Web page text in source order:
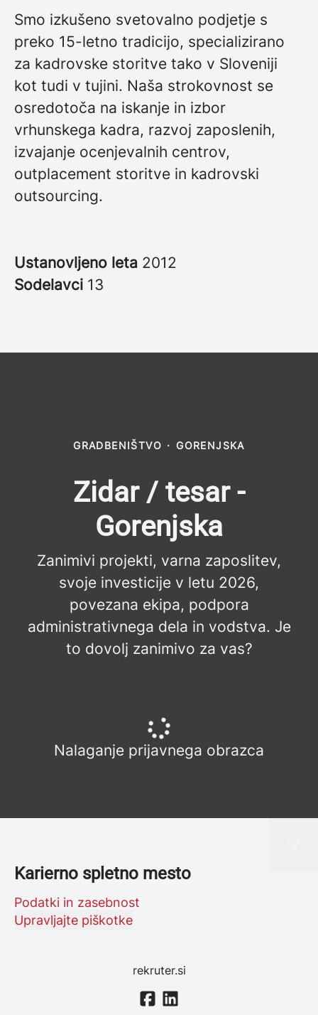
Smo izkušeno svetovalno podjetje s
preko 15-letno tradicijo, specializirano
za kadrovske storitve tako v Sloveniji
kot tudi v tujini. Naša strokovnost se
osredotoča na iskanje in izbor
vrhunskega kadra, razvoj zaposlenih,
izvajanje ocenjevalnih centrov,
outplacement storitve in kadrovski
outsourcing.
Ustanovljeno leta 2012
Sodelavci 13
GRADBENIŠTVO · GORENJSKA
Zidar / tesar -
Gorenjska
Zanimivi projekti, varna zaposlitev,
svoje investicije v letu 2026,
povezana ekipa, podpora
administrativnega dela in vodstva. Je
to dovolj zanimivo za vas?
Nalaganje prijavnega obrazca
Karierno spletno mesto
Podatki in zasebnost
Upravljajte piškotke
rekruter.si